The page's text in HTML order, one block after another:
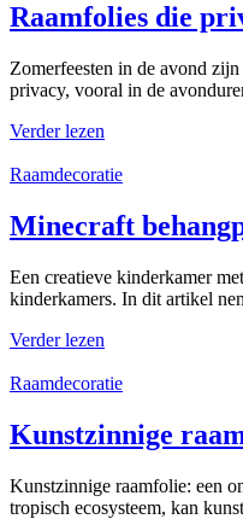
Raamfolies die
Zomerfeesten in de avond
privacy, vooral in de
Verder lezen
Raamdecoratie
Minecraft
Een creatieve kinderkamer
kinderkamers. In dit artikel
Verder lezen
Raamdecoratie
Kunstzinnige
Kunstzinnige raamfolie: een
tropisch ecosysteem, kan